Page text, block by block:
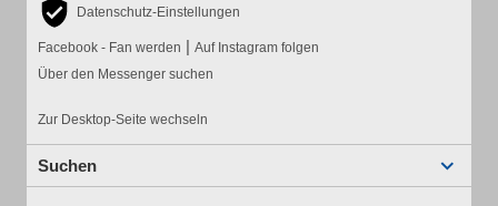
Datenschutz-Einstellungen
Facebook - Fan werden | Auf Instagram folgen
Über den Messenger suchen
Zur Desktop-Seite wechseln
Suchen